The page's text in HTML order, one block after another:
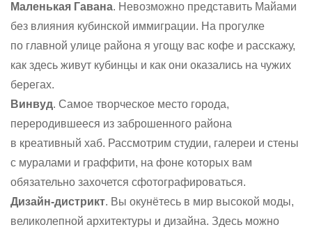
Маленькая Гавана. Невозможно представить Майами
без влияния кубинской иммиграции. На прогулке
по главной улице района я угощу вас кофе и расскажу,
как здесь живут кубинцы и как они оказались на чужих
берегах.
Винвуд. Самое творческое место города,
переродившееся из заброшенного района
в креативный хаб. Рассмотрим студии, галереи и стены
с муралами и граффити, на фоне которых вам
обязательно захочется сфотографироваться.
Дизайн-дистрикт. Вы окунётесь в мир высокой моды,
великолепной архитектуры и дизайна. Здесь можно